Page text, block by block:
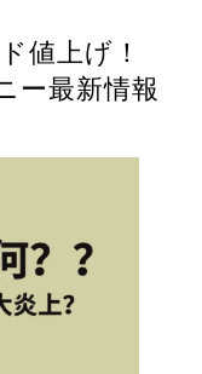
値上げ！
ー最新情報